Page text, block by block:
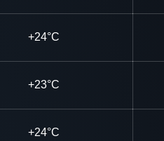
+24°C
+23°C
+24°C